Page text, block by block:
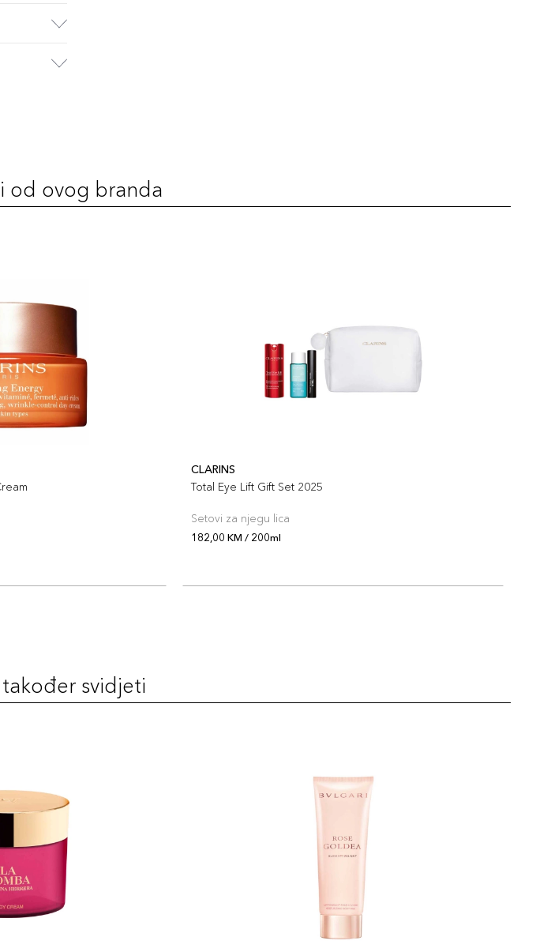
od ovog branda
CLARINS
Total Eye Lift Gift Set 2025
Setovi za njegu lica
182,00 KM / 200ml
svidjeti